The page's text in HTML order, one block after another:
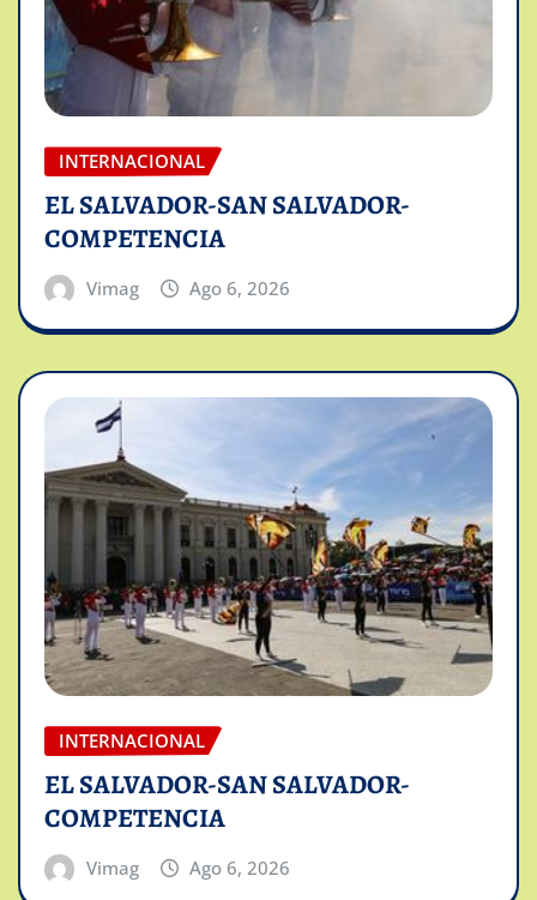
INTERNACIONAL
EL SALVADOR-SAN SALVADOR-
COMPETENCIA
Vimag Ago 6, 2026
INTERNACIONAL
EL SALVADOR-SAN SALVADOR-
COMPETENCIA
Vimag Ago 6, 2026